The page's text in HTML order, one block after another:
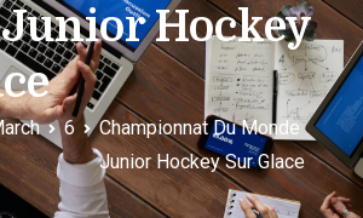
Hockey
6
Championnat Du Monde
Junior Hockey Sur Glace